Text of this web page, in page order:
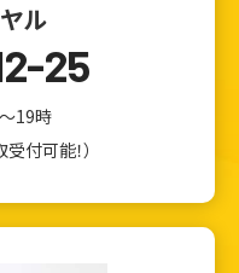
ル
25
19時
付可能！）